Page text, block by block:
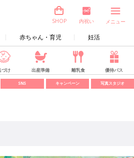
赤ちゃん・育児 妊活
SHOP 内祝い メニュー
づけ 出産準備 離乳食 優待パス
SNS キャンペーン 写真スタジオ